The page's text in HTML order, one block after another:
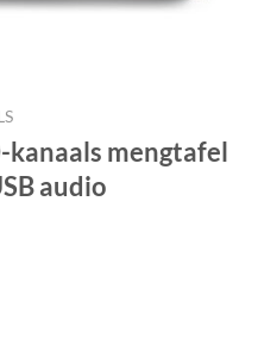
mengtafel
audio